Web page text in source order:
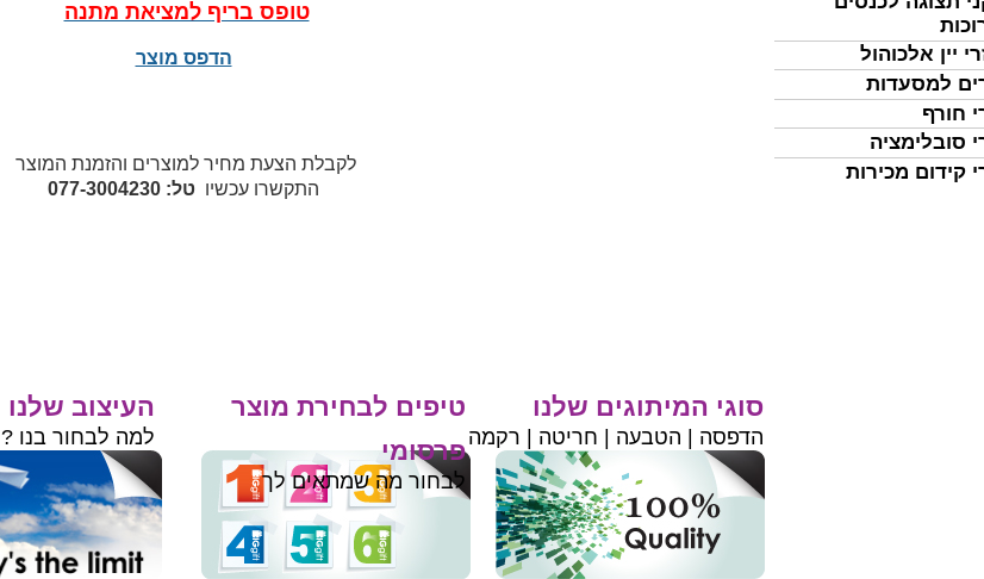
יין אלכוהול
למסעדות
חורף
סובלימציה
קידום מכירות
טופס בריף למציאת מתנה
הדפס מוצר
לקבלת הצעת מחיר למוצרים והזמנת המוצר
התקשרו עכשיו טל: 077-3004230
טיפים לבחירת מוצר
פרסומי
לבחור מה שמתאים לך
העיצוב שלנו
למה לבחור בנו ?
סוגי המיתוגים שלנו
הדפסה | הטבעה | חריטה | רקמה